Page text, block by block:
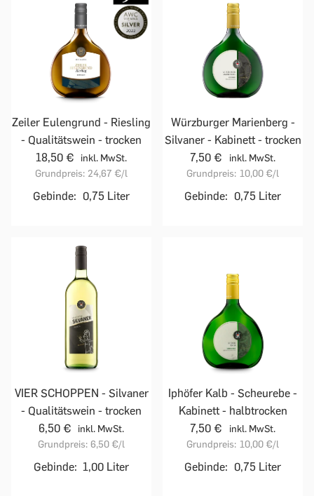
Zeiler Eulengrund - Riesling
- Qualitätswein - trocken
18,50 €
inkl. MwSt.
Grundpreis: 24,67 €/l
Gebinde: 0,75 Liter
Würzburger Marienberg -
Silvaner - Kabinett - trocken
7,50 €
inkl. MwSt.
Grundpreis: 10,00 €/l
Gebinde: 0,75 Liter
VIER SCHOPPEN - Silvaner
- Qualitätswein - trocken
6,50 €
inkl. MwSt.
Grundpreis: 6,50 €/l
Gebinde: 1,00 Liter
Iphöfer Kalb - Scheurebe -
Kabinett - halbtrocken
7,50 €
inkl. MwSt.
Grundpreis: 10,00 €/l
Gebinde: 0,75 Liter